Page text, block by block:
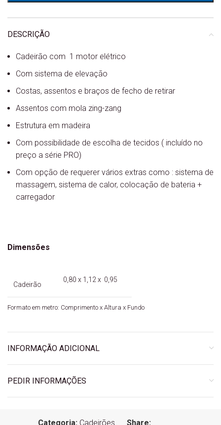
DESCRIÇÃO
Cadeirão com 1 motor elétrico
Com sistema de elevação
Costas, assentos e braços de fecho de retirar
Assentos com mola zing-zang
Estrutura em madeira
Com possibilidade de escolha de tecidos ( incluído no
preço a série PRO)
Com opção de requerer vários extras como : sistema de
massagem, sistema de calor, colocação de bateria +
carregador
Dimensões
Cadeirão
0,80 x 1,12 x 0,95
Formato em metro: Comprimento x Altura x Fundo
INFORMAÇÃO ADICIONAL
PEDIR INFORMAÇÕES
Categoria: Cadeirões Share: